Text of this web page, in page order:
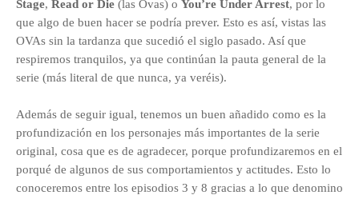
Stage, Read or Die (las Ovas) o You’re Under Arrest, por lo
que algo de buen hacer se podría prever. Esto es así, vistas las
OVAs sin la tardanza que sucedió el siglo pasado. Así que
respiremos tranquilos, ya que continúan la pauta general de la
serie (más literal de que nunca, ya veréis).
Además de seguir igual, tenemos un buen añadido como es la
profundización en los personajes más importantes de la serie
original, cosa que es de agradecer, porque profundizaremos en el
porqué de algunos de sus comportamientos y actitudes. Esto lo
conoceremos entre los episodios 3 y 8 gracias a lo que denomino